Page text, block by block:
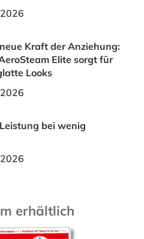
Kraft der Anziehung:
Elite sorgt für
Looks
bei wenig
erhältlich